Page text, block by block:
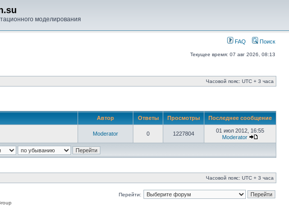
моделирования
FAQ Поиск
Текущее время: 07 авг 2026, 08:13
Часовой пояс: UTC + 3 часа
Автор Ответы Просмотры Последнее сообщение
Moderator 0 1227804
01 июл 2012, 16:55
Moderator
Часовой пояс: UTC + 3 часа
Перейти: